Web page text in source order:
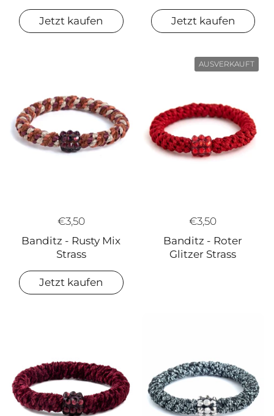
Jetzt kaufen Jetzt kaufen
€3,50
Banditz - Rusty Mix
Strass
Jetzt kaufen
€3,50
Banditz - Roter
Glitzer Strass
AUSVERKAUFT